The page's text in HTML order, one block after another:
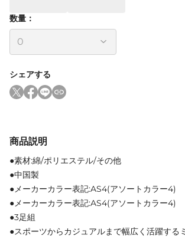
数量：
シェアする
商品説明
●素材:綿/ポリエステル/その他
●中国製
●メーカーカラー表記:AS4(アソートカラー4)
●メーカーカラー表記:AS4(アソートカラー4)
●3足組
●スポーツからカジュアルまで幅広く活躍する